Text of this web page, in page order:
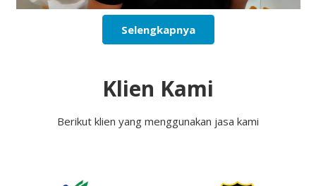
Selengkapnya
Klien Kami
Berikut klien yang menggunakan jasa kami